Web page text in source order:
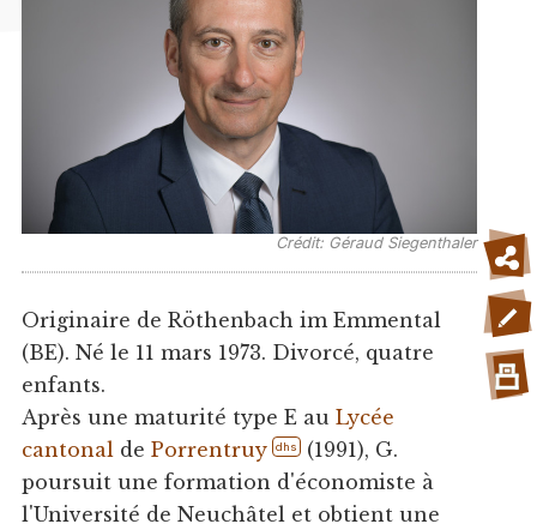
Crédit: Géraud Siegenthaler
Originaire de Röthenbach im Emmental
(BE). Né le 11 mars 1973. Divorcé, quatre
enfants.
Après une maturité type E au Lycée
cantonalde Porrentruy dhs (1991), G.
poursuit une formation d'économiste à
l'Université de Neuchâtel et obtient une